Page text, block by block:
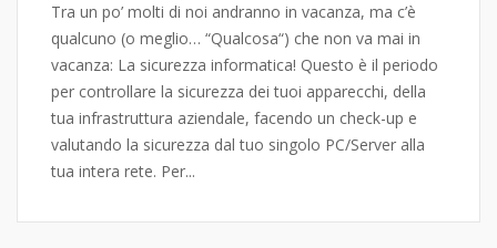
Tra un po’ molti di noi andranno in vacanza, ma c’è
qualcuno (o meglio… “Qualcosa“) che non va mai in
vacanza: La sicurezza informatica! Questo è il periodo
per controllare la sicurezza dei tuoi apparecchi, della
tua infrastruttura aziendale, facendo un check-up e
valutando la sicurezza dal tuo singolo PC/Server alla
tua intera rete. Per...